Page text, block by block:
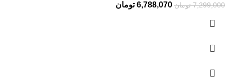
7,299,000 تومان 6,788,070 تومان